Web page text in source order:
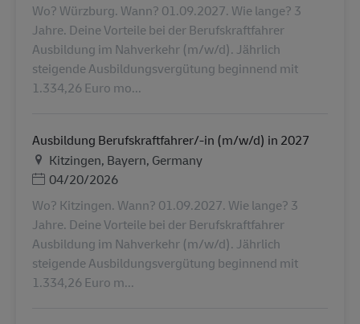
Wo? Würzburg. Wann? 01.09.2027. Wie lange? 3
Jahre. Deine Vorteile bei der Berufskraftfahrer
Ausbildung im Nahverkehr (m/w/d). Jährlich
steigende Ausbildungsvergütung beginnend mit
1.334,26 Euro mo...
Ausbildung Berufskraftfahrer/-in (m/w/d) in 2027
地点Kitzingen, Bayern, Germany
Posted Date
04/20/2026
Wo? Kitzingen. Wann? 01.09.2027. Wie lange? 3
Jahre. Deine Vorteile bei der Berufskraftfahrer
Ausbildung im Nahverkehr (m/w/d). Jährlich
steigende Ausbildungsvergütung beginnend mit
1.334,26 Euro m...